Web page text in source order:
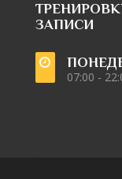
ЗАПИСИ
07:00 -